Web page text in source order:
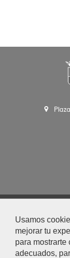
Usamos
mejorar tu
para
adecuados,